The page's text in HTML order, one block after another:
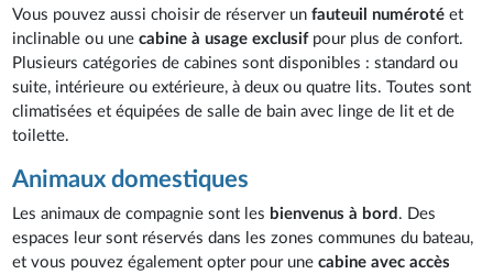
Vous pouvez aussi choisir de réserver unfauteuil numéroté et
inclinable ou unecabine à usage exclusif pour plus de confort.
Plusieurs catégories de cabines sont disponibles : standard ou
suite, intérieure ou extérieure, à deux ou quatre lits. Toutes sont
climatisées et équipées de salle de bain avec linge de lit et de
toilette.
Animaux domestiques
Les animaux de compagnie sont les bienvenus à bord . Des
espaces leur sont réservés dans les zones communes du bateau,
et vous pouvez également opter pour unecabine avec accès